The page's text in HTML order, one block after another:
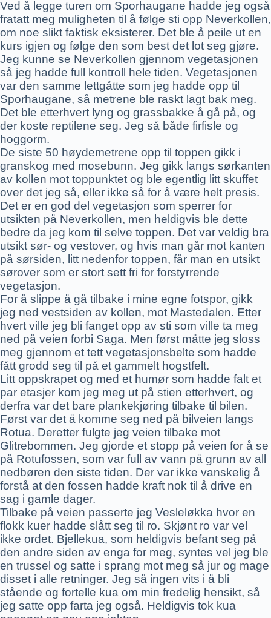
Ved å legge turen om Sporhaugane hadde jeg også
fratatt meg muligheten til å følge sti opp Neverkollen,
om noe slikt faktisk eksisterer. Det ble å peile ut en
kurs igjen og følge den som best det lot seg gjøre.
Jeg kunne se Neverkollen gjennom vegetasjonen
så jeg hadde full kontroll hele tiden. Vegetasjonen
var den samme lettgåtte som jeg hadde opp til
Sporhaugane, så metrene ble raskt lagt bak meg.
Det ble etterhvert lyng og grassbakke å gå på, og
der koste reptilene seg. Jeg så både firfisle og
hoggorm.
De siste 50 høydemetrene opp til toppen gikk i
granskog med mosebunn. Jeg gikk langs sørkanten
av kollen mot toppunktet og ble egentlig litt skuffet
over det jeg så, eller ikke så for å være helt presis.
Det er en god del vegetasjon som sperrer for
utsikten på Neverkollen, men heldigvis ble dette
bedre da jeg kom til selve toppen. Det var veldig bra
utsikt sør- og vestover, og hvis man går mot kanten
på sørsiden, litt nedenfor toppen, får man en utsikt
sørover som er stort sett fri for forstyrrende
vegetasjon.
For å slippe å gå tilbake i mine egne fotspor, gikk
jeg ned vestsiden av kollen, mot Mastedalen. Etter
hvert ville jeg bli fanget opp av sti som ville ta meg
ned på veien forbi Saga. Men først måtte jeg sloss
meg gjennom et tett vegetasjonsbelte som hadde
fått grodd seg til på et gammelt hogstfelt.
Litt oppskrapet og med et humør som hadde falt et
par etasjer kom jeg meg ut på stien etterhvert, og
derfra var det bare plankekjøring tilbake til bilen.
Først var det å komme seg ned på bilveien langs
Rotua. Deretter fulgte jeg veien tilbake mot
Glitrebommen. Jeg gjorde et stopp på veien for å se
på Rotufossen, som var full av vann på grunn av all
nedbøren den siste tiden. Der var ikke vanskelig å
forstå at den fossen hadde kraft nok til å drive en
sag i gamle dager.
Tilbake på veien passerte jeg Vesleløkka hvor en
flokk kuer hadde slått seg til ro. Skjønt ro var vel
ikke ordet. Bjellekua, som heldigvis befant seg på
den andre siden av enga for meg, syntes vel jeg ble
en trussel og satte i sprang mot meg så jur og mage
disset i alle retninger. Jeg så ingen vits i å bli
stående og fortelle kua om min fredelig hensikt, så
jeg satte opp farta jeg også. Heldigvis tok kua